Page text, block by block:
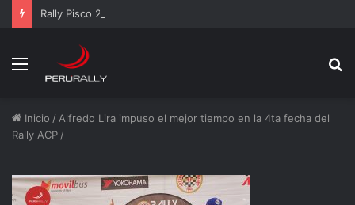
Rally Pisco 2026: todo listo para la gran final del RallyACP
Menú
Inicio / Alfredo Lira impuso el mejor tiempo en la 4ta fecha del
Rally ACP /